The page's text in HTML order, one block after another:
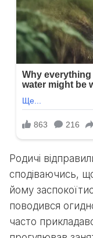
Родичі
сподіваючись,
йому
поводився
часто